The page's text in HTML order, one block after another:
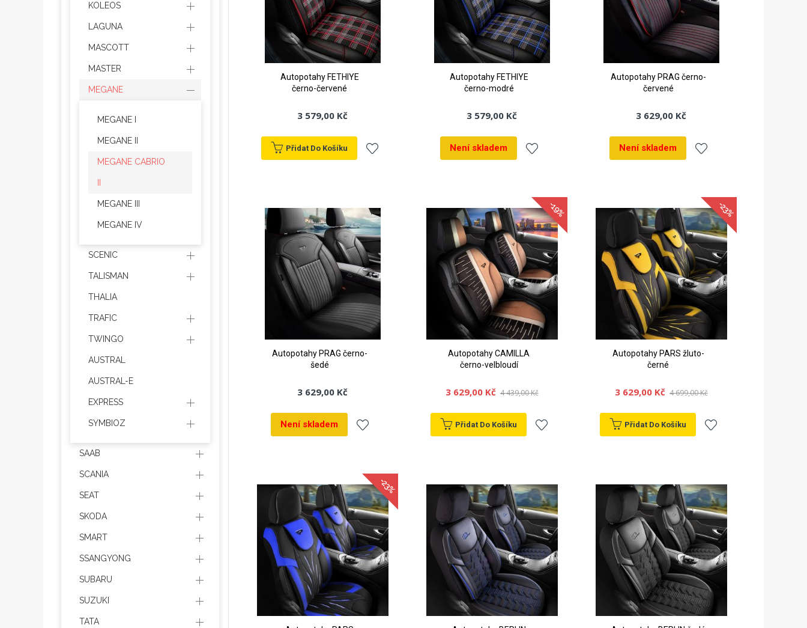
Autopotahy FETHIYE
černo-červené
3 579,00 Kč
Přidat Do Košíku
oblíbeným
Autopotahy FETHIYE
černo-modré
3 579,00 Kč
Není skladem
k
oblíbeným
Autopotahy PRAG černo-
červené
3 629,00 Kč
Není skladem
k
oblíbeným
Autopotahy PRAG černo-
šedé
3 629,00 Kč
Není skladem
k
oblíbeným
-19%
Autopotahy CAMILLA
černo-velbloudí
3 629,00 Kč 4 439,00 Kč
Přidat Do Košíku
oblíbeným
-23%
Autopotahy PARS žluto-
černé
3 629,00 Kč 4 699,00 Kč
Přidat Do Košíku
oblíbeným
-23%
KOLEOS
LAGUNA
MASCOTT
MASTER
MEGANE
MEGANE I
MEGANE II
MEGANE CABRIO
MEGANE III
MEGANE IV
SCENIC
TALISMAN
THALIA
TRAFIC
TWINGO
AUSTRAL
AUSTRAL-E
EXPRESS
SYMBIOZ
SAAB
SCANIA
SEAT
SKODA
SMART
SSANGYONG
SUBARU
SUZUKI
TATA